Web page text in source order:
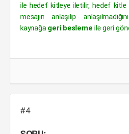
ile hedef kitleye iletilir, hedef kitle
mesajın anlaşılıp
kaynağa geri besleme ile geri
#4